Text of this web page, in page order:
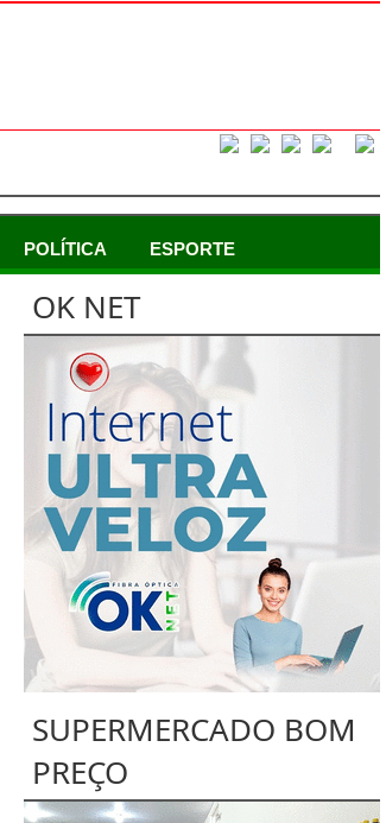
POLÍTICA ESPORTE
OK NET
SUPERMERCADO BOM
PREÇO